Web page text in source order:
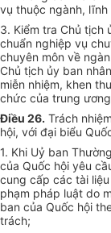
vụ thuộc ngành,
3. Kiểm tra Chủ tịch
chuẩn nghiệp vụ
chuyên môn về
Chủ tịch ủy ban
miễn nhiệm, khen
chức của trung
Điều 26. Trách
hội, với đại biểu
1. Khi Uỷ ban
của Quốc hội yêu
cung cấp các tài
phạm pháp luật do
ban của Quốc hội
trách;